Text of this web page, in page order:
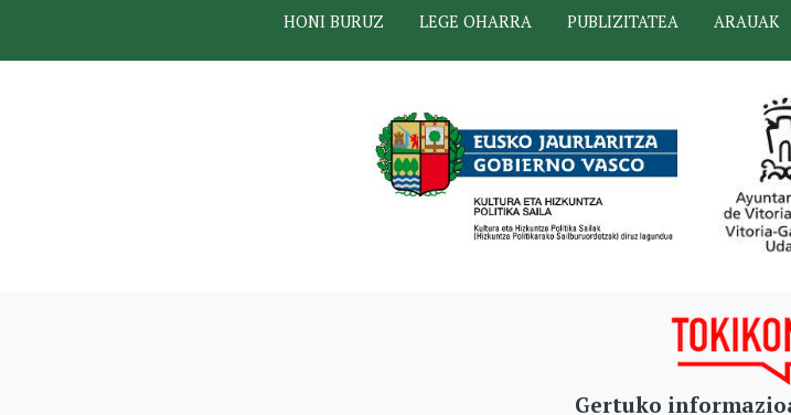
HONI BURUZ LEGE OHARRA PUBLIZITATEA ARAUAK
Gertuko